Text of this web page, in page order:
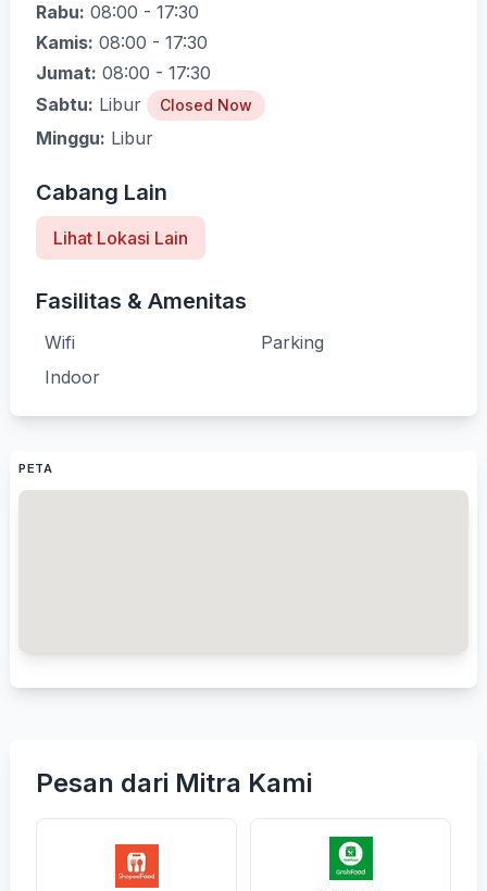
Rabu: 08:00 - 17:30
Kamis: 08:00 - 17:30
Jumat: 08:00 - 17:30
Sabtu: Libur Closed Now
Minggu: Libur
Cabang Lain
Lihat Lokasi Lain
Fasilitas & Amenitas
Wifi
Parking
Indoor
PETA
Pesan dari Mitra Kami